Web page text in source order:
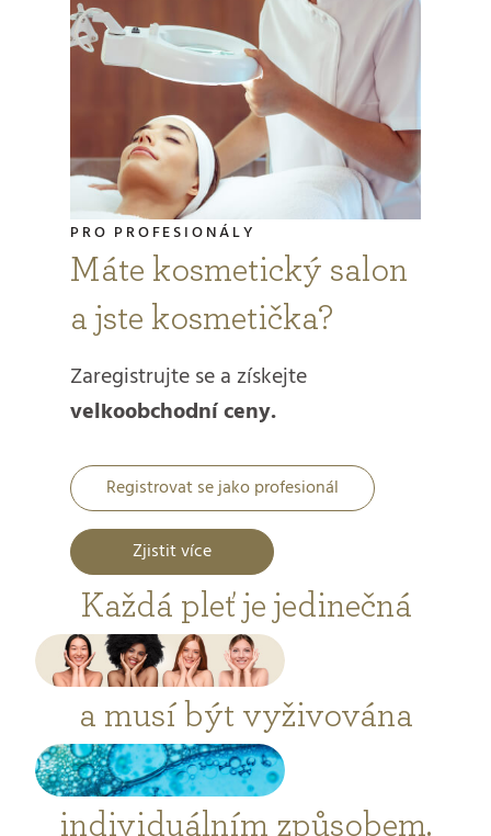
PRO PROFESIONÁLY
Máte kosmetický salon
a jste kosmetička?
Zaregistrujte se a získejte
velkoobchodní ceny.
Registrovat se jako profesionál
Zjistit více
Každá pleť je jedinečná
a musí být vyživována
individuálním způsobem.